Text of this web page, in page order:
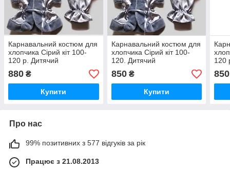
Карнавальний костюм для
хлопчика Сірий кіт 100-
120 р. Дитячий
маскарадний костюм для
хлопчика
880 ₴
Купити
Карнавальний костюм для
хлопчика Сірий кіт 100-
120. Дитячий
маскарадний костюм для
хлопчика
850₴
Купити
120
850
Про нас
99% позитивних з 577 відгуків за рік
Працює з 21.08.2013